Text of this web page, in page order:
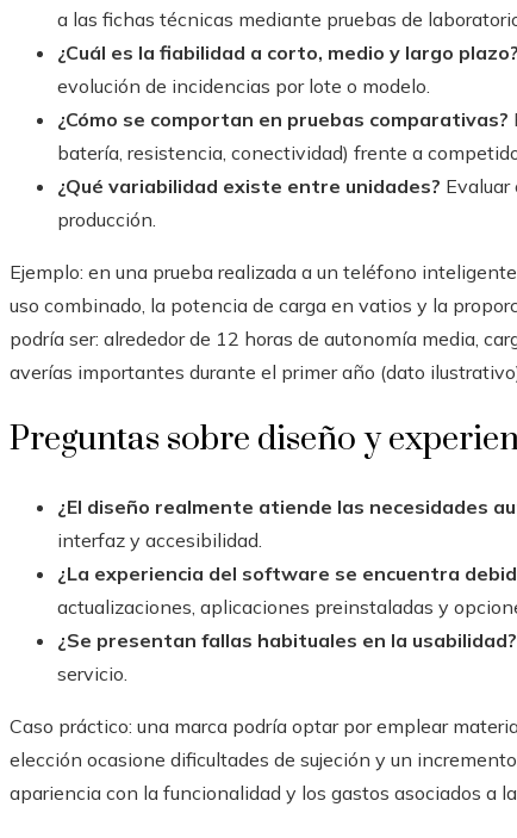
a las fichas técnicas mediante pruebas de
¿Cuál es la fiabilidad a corto, medio y largo plazo?
evolución de incidencias por lote o modelo.
¿Cómo se comportan en pruebas comparativas?
batería, resistencia, conectividad) frente a
¿Qué variabilidad existe entre unidades?
producción.
Ejemplo: en una prueba realizada a un teléfono
uso combinado, la potencia de carga en vatios y la
podría ser: alrededor de 12 horas de autonomía media,
averías importantes durante el primer año (dato
Preguntas sobre diseño y
¿El diseño realmente atiende las necesidades
interfaz y accesibilidad.
¿La experiencia del software se encuentra
actualizaciones, aplicaciones preinstaladas y
¿Se presentan fallas habituales en la usabilidad?
servicio.
Caso práctico: una marca podría optar por emplear
elección ocasione dificultades de sujeción y un
apariencia con la funcionalidad y los gastos asociados a